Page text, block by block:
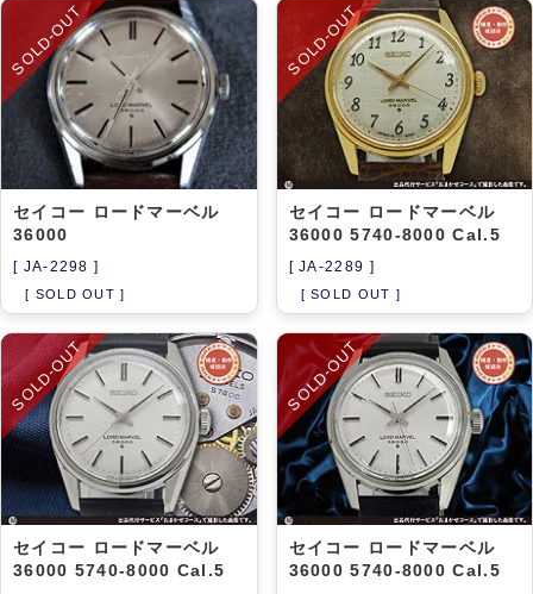
SOLD-OUT
セイコー ロードマーベル
36000
[ JA-2298 ]
[ SOLD OUT ]
SOLD-OUT
セイコー ロードマーベル
36000 5740-8000 Cal.5
[ JA-2289 ]
[ SOLD OUT ]
SOLD-OUT
セイコー ロードマーベル
36000 5740-8000 Cal.5
SOLD-OUT
セイコー ロードマーベル
36000 5740-8000 Cal.5